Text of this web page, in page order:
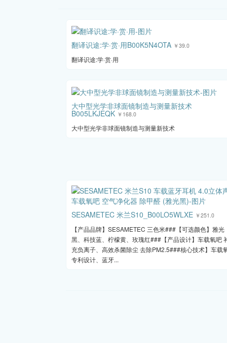
翻译识途:学·赏·用B00K5N4OTA ￥39.0
翻译识途:学·赏·用
大中型光学非球面镜制造与测量新技术
B005LKJEQK ￥168.0
大中型光学非球面镜制造与测量新技术
SESAMETEC 米兰S10_B00LO5WLXE ￥251.0
【产品品牌】SESAMETEC 三色米###【可选颜色】雅光
黑、科技蓝、柠檬黄、玫瑰红###【产品设计】车载氧吧
充负离子、高效杀菌除尘 去除PM2.5###核心技术】车载
专利设计、蓝牙...